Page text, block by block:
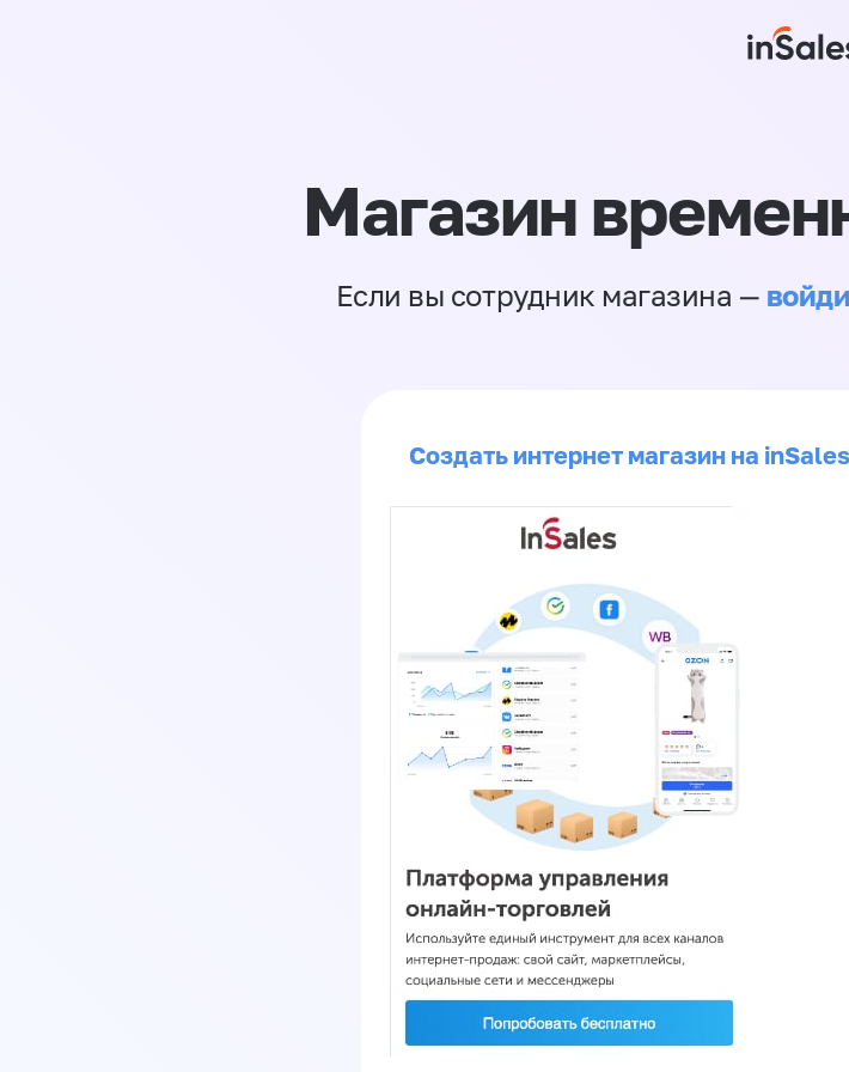
Магазин
Если вы сотрудник магазина —
Создать интернет магазин на inSales